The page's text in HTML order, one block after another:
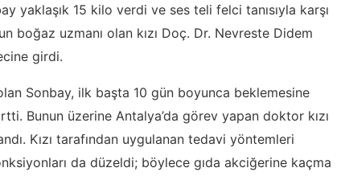
yaklaşık 15 kilo verdi ve ses teli felci tanısıyla karşı
boğaz uzmanı olan kızı Doç. Dr. Nevreste Didem
girdi.
Sonbay, ilk başta 10 gün boyunca beklemesine
Bunun üzerine Antalya’da görev yapan doktor kızı
Kızı tarafından uygulanan tedavi yöntemleri
da düzeldi; böylece gıda akciğerine kaçma